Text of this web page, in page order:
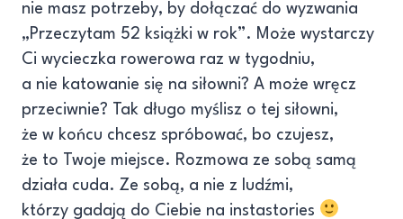
nie masz potrzeby, by dołączać do wyzwania
„Przeczytam 52 książki w rok”. Może wystarczy
Ci wycieczka rowerowa raz w tygodniu,
a nie katowanie się na siłowni? A może wręcz
przeciwnie? Tak długo myślisz o tej siłowni,
że w końcu chcesz spróbować, bo czujesz,
że to Twoje miejsce. Rozmowa ze sobą samą
działa cuda. Ze sobą, a nie z ludźmi,
którzy gadają do Ciebie na instastories